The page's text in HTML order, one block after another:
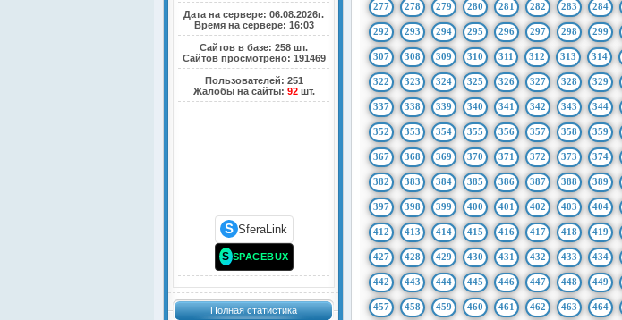
Дата на сервере: 06.08.2026г.
Время на сервере: 16:03
Сайтов в базе: 258 шт.
Сайтов просмотрено: 191469
Пользователей: 251
Жалобы на сайты: 92шт.
S SferaLink
S SPACEBUX
Полная статистика
277 278 279 280 281 282 283 284
292 293 294 295 296 297 298 299
307 308 309 310 311 312 313 314
322 323 324 325 326 327 328 329
337 338 339 340 341 342 343 344
352 353 354 355 356 357 358 359
367 368 369 370 371 372 373 374
382 383 384 385 386 387 388 389
397 398 399 400 401 402 403 404
412 413 414 415 416 417 418 419
427 428 429 430 431 432 433 434
442 443 444 445 446 447 448 449
457 458 459 460 461 462 463 464